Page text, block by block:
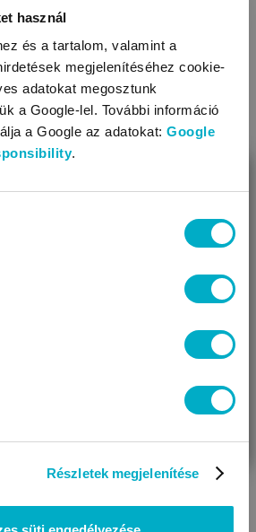
használ
és a tartalom, valamint a
megjelenítéséhez cookie-
adatokat megosztunk
a Google-lel. További információ
a Google az adatokat: Google
.
Részletek megjelenítése
most jársz nálunk először!
AJÁNDÉKOT